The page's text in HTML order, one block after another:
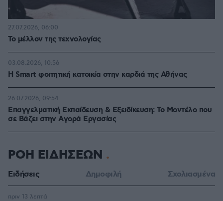
Το μέλλον της τεχνολογίας
27.07.2026, 06:00
Η Smart φοιτητική κατοικία στην καρδιά της Αθήνας
03.08.2026, 10:56
Επαγγελματική Εκπαίδευση & Εξειδίκευση: Το Mοντέλο που
σε Bάζει στην Aγορά Eργασίας
26.07.2026, 09:54
ΡΟΗ ΕΙΔΗΣΕΩΝ
Ειδήσεις Δημοφιλή Σχολιασμένα
πριν 13 λεπτά